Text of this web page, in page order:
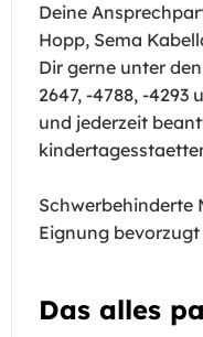
Deine
Hopp, Sema
Dir gerne unter
2647, -4788, -4293
und jederzeit
Schwerbehinderte
Eignung
Das alles